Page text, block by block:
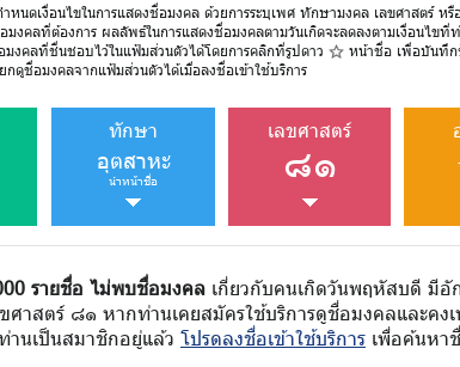
หนดเงื่อนไขในการแสดงชื่อมงคล ด้วยการระบุเพศ ทักษามงคล เลขศาสตร์ หรื
มงคลที่ต้องการ ผลลัพธ์ในการแสดงชื่อมงคลตามวันเกิดจะลดลงตามเงื่อนไขที่
มงคลที่ชื่นชอบไว้ในแฟ้มส่วนตัวได้โดยการคลิกที่รูปดาว
หน้าชื่อ เพื่อบันทึ
กดูชื่อมงคลจากแฟ้มส่วนตัวได้เมื่อลงชื่อเข้าใช้บริการ
ทักษา
อุตสาหะ
นำหน้าชื่อ
เลขศาสตร์
๘๑
รายชื่อ ไม่พบชื่อมงคล เกี่ยวกับคนเกิดวันพฤหัสบดี มีอั
ศาสตร์ ๘๑ หากท่านเคยสมัครใช้บริการดูชื่อมงคลและคง
านเป็นสมาชิกอยู่แล้ว โปรดลงชื่อเข้าใช้บริการ เพื่อค้นหา